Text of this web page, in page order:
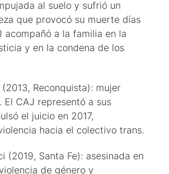
al suelo y sufrió un
que provocó su muerte días
acompañó a la familia en la
y en la condena de los
Reconquista): mujer
El CAJ representó a sus
el juicio en 2017,
hacia el colectivo trans.
(2019, Santa Fe): asesinada en
de género y